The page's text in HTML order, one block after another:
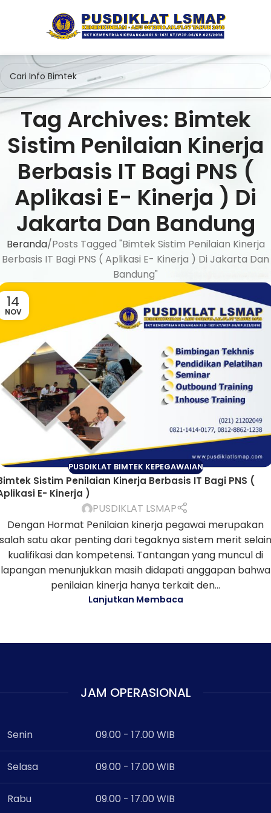
Tag Archives: Bimtek
Sistim Penilaian Kinerja
Berbasis IT Bagi PNS (
Aplikasi E- Kinerja ) Di
Jakarta Dan Bandung
Beranda Posts Tagged "Bimtek Sistim Penilaian Kinerja
Berbasis IT Bagi PNS ( Aplikasi E- Kinerja ) Di Jakarta Dan
Bandung"
14
NOV
PUSDIKLAT BIMTEK KEPEGAWAIAN
Sistim Penilaian Kinerja Berbasis IT Bagi PNS (
E- Kinerja )
PUSDIKLAT LSMAP
Dengan Hormat Penilaian kinerja pegawai merupakan
salah satu akar penting dari tegaknya sistem merit selain
kualifikasi dan kompetensi. Tantangan yang muncul di
lapangan menunjukkan masih didapati anggapan bahwa
penilaian kinerja hanya terkait den...
Lanjutkan Membaca
JAM OPERASIONAL
Senin 09.00 - 17.00 WIB
Selasa 09.00 - 17.00 WIB
Rabu 09.00 - 17.00 WIB